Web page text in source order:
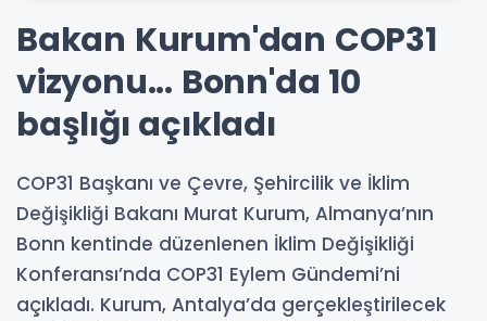
Bakan Kurum'dan COP31
vizyonu... Bonn'da 10
başlığı açıkladı
COP31 Başkanı ve Çevre, Şehircilik ve İklim
Değişikliği Bakanı Murat Kurum, Almanya’nın
Bonn kentinde düzenlenen İklim Değişikliği
Konferansı’nda COP31 Eylem Gündemi’ni
açıkladı. Kurum, Antalya’da gerçekleştirilecek